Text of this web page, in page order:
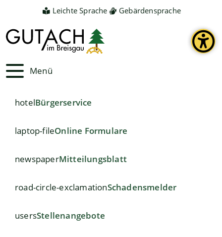
Leichte Sprache Gebärdensprache
Menü
hotelBürgerservice
laptop-fileOnline Formulare
newspaperMitteilungsblatt
road-circle-exclamationSchadensmelder
usersStellenangebote